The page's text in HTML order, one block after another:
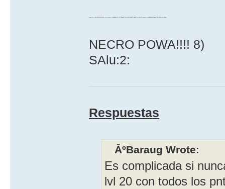
NECRO POWA!!!! 8)
SAlu:2:
Respuestas
ÂºBaraug Wrote:
Es complicada si
lvl 20 con todos los